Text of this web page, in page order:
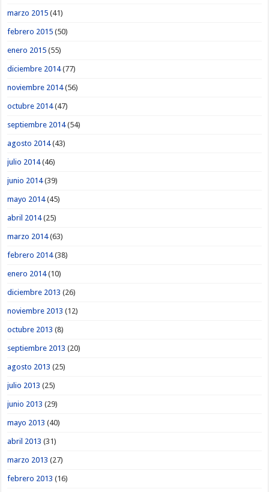
marzo 2015 (41)
febrero 2015 (50)
enero 2015 (55)
diciembre 2014(77)
noviembre 2014(56)
octubre 2014(47)
septiembre 2014(54)
agosto 2014(43)
julio 2014(46)
junio 2014(39)
mayo 2014(45)
abril 2014(25)
marzo 2014(63)
febrero 2014(38)
enero 2014(10)
diciembre 2013 (26)
noviembre 2013 (12)
octubre 2013 (8)
septiembre 2013 (20)
agosto 2013 (25)
julio 2013 (25)
junio 2013 (29)
mayo 2013 (40)
abril 2013 (31)
marzo 2013 (27)
febrero 2013 (16)